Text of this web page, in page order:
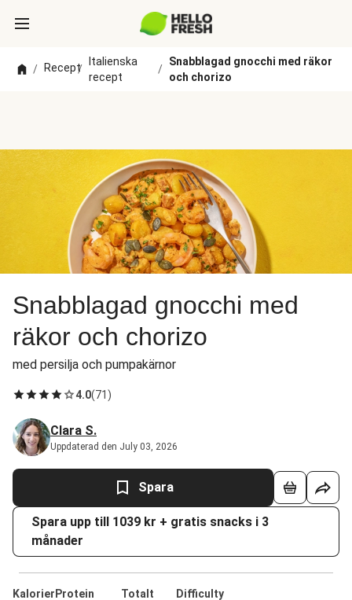
/ Recept/
Italienska
recept
/
Snabblagad gnocchi med räkor
och chorizo
Snabblagad gnocchi med
räkor och chorizo
med persilja och pumpakärnor
4.0(71 )
Clara S.
Uppdaterad den July 03, 2026
Spara
Spara upp till 1039 kr + gratis snacks i 3
månader
Kalorier Protein
Totalt
Difficulty